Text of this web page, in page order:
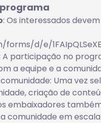
: Os interessados
d/e/
A participação no
a equipe e a
Uma vez
criação de
embaixadores
comunidade em